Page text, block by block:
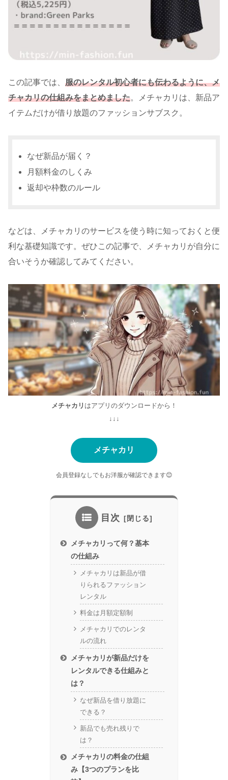
この記事では、 服のレンタル初心者にも伝わるように、メ
チャカリの仕組みをまとめました。メチャカリは、新品ア
イテムだけが借り放題のファッションサブスク。
なぜ新品が届く？
月額料金のしくみ
返却や枠数のルール
などは、メチャカリのサービスを使う時に知っておくと便
利な基礎知識です。ぜひこの記事で、メチャカリが自分に
合いそうか確認してみてください。
メチャカリ はアプリのダウンロードから！
↓↓↓
メチャカリ
会員登録なしでもお洋服が確認できます😊
目次
メチャカリって何？基本
の仕組み
メチャカリは新品が借
りられるファッション
レンタル
料金は月額定額制
メチャカリでのレンタ
ルの流れ
メチャカリが新品だけを
レンタルできる仕組みと
は？
なぜ新品を借り放題に
できる？
新品でも売れ残りで
は？
メチャカリの料金の仕組
み【3つのプランを比